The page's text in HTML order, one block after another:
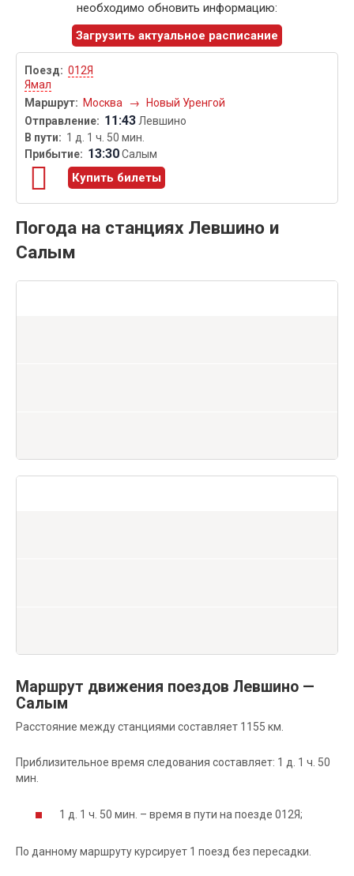
необходимо обновить информацию:
Загрузить актуальное расписание
012Я
Ямал
Москва
→ Новый Уренгой
11:43Левшино
1 д. 1 ч. 50 мин.
13:30Салым
Купить билеты
Погода на станциях Левшино и
Салым
Маршрут движения поездов Левшино —
Салым
Расстояние между станциями составляет 1155 км.
Приблизительное время следования составляет: 1 д. 1 ч. 50
мин.
1 д. 1 ч. 50 мин. – время в пути на поезде 012Я;
По данному маршруту курсирует 1 поезд без пересадки.